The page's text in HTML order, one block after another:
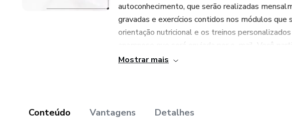
autoconhecimento, que serão realizadas
gravadas e exercícios contidos nos módulos
orientação nutricional e os treinos
anamnese que será enviada por e-mail. Você
profissionais de Nutrição e Educação Física. de
Mostrar mais
Conteúdo Vantagens Detalhes